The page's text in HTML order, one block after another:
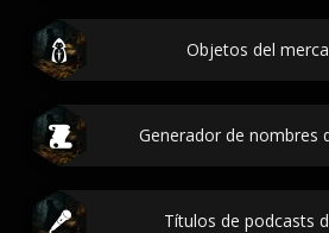
Objetos del
Generador de nombres
Títulos de podcasts